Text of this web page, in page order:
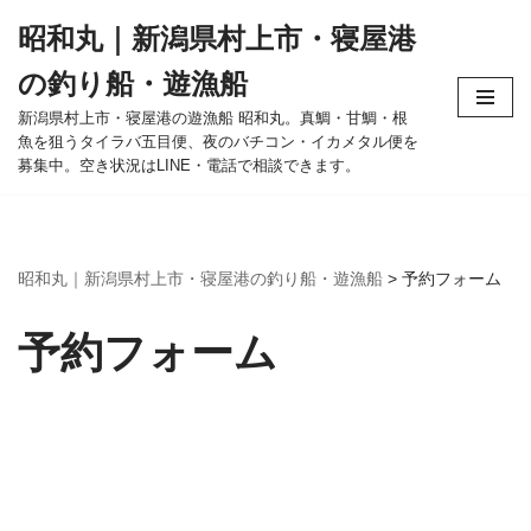
ン
テ
ン
ツ
ッ
昭和丸｜新潟県村上市・寝屋港
の釣り船・遊漁船
新潟県村上市・寝屋港の遊漁船 昭和丸。真鯛・甘鯛・根
魚を狙うタイラバ五目便、夜のバチコン・イカメタル便を
募集中。空き状況はLINE・電話で相談できます。
昭和丸｜新潟県村上市・寝屋港の釣り船・遊漁船 > 予約フォーム
予約フォーム